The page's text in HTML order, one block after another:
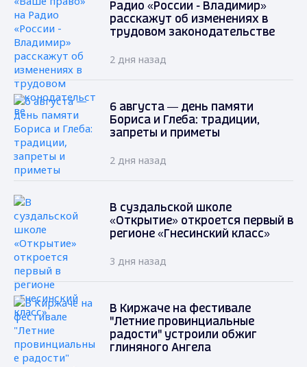
Радио «России - Владимир»
расскажут об изменениях в
трудовом законодательстве
2 дня назад
6 августа — день памяти
Бориса и Глеба: традиции,
запреты и приметы
2 дня назад
В суздальской школе
«Открытие» откроется первый в
регионе «Гнесинский класс»
3 дня назад
В Киржаче на фестивале
"Летние провинциальные
радости" устроили обжиг
глиняного Ангела